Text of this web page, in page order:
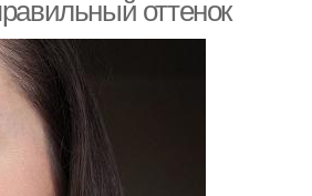
к винному
оттенку
для голубых
оттенок